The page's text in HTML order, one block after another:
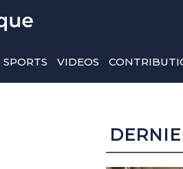
SPORTS VIDEOS